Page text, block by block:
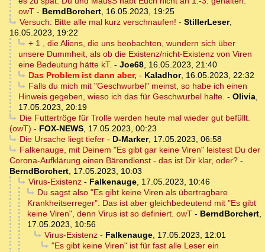
owT - BerndBorchert, 16.05.2023, 19:25
Versuch: Bitte alle mal kurz verschnaufen! - StillerLeser,
16.05.2023, 19:22
+ 1 , die Aliens, die uns beobachten, wundern sich über
unsere Dummheit, als ob die Existenz/nicht-Existenz von Viren
eine Bedeutung hätte kT. - Joe68, 16.05.2023, 21:40
Das Problem ist dann aber, - Kaladhor, 16.05.2023, 22:32
Falls du mich mit "Geschwurbel" meinst, so habe ich einen
Hinweis gegeben, wieso ich das für Geschwurbel halte. - Olivia,
17.05.2023, 20:19
Die Futtertröge für Trolle werden heute mal wieder gut befüllt.
(owT) - FOX-NEWS, 17.05.2023, 00:23
Die Ursache liegt tiefer- D-Marker, 17.05.2023, 06:58
Falkenauge, mit Deinem "Es gibt gar keine Viren" leistest Du der
Corona-Aufklärung einen Bärendienst - das ist Dir klar, oder? -
BerndBorchert, 17.05.2023, 10:03
Virus-Existenz- Falkenauge, 17.05.2023, 10:46
Du sagst also "Es gibt keine Viren als übertragbare
Krankheitserreger". Das ist aber gleichbedeutend mit "Es gibt
keine Viren", denn Virus ist so definiert. owT - BerndBorchert,
17.05.2023, 10:56
Virus-Existenz- Falkenauge, 17.05.2023, 12:01
"Es gibt keine Viren" ist für fast alle Leser ein